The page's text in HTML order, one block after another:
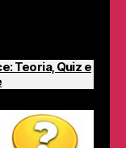
Teoria, Quiz e